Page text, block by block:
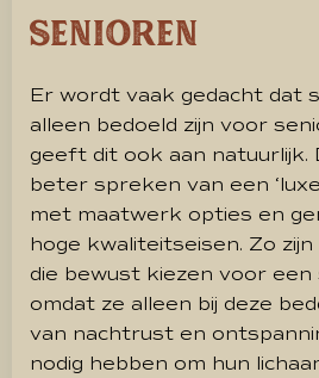
senioren
Er wordt vaak gedacht dat
alleen bedoeld zijn voor
geeft dit ook aan natuurlijk.
beter spreken van een
met maatwerk opties en
hoge kwaliteitseisen. Zo
die bewust kiezen voor een
omdat ze alleen bij deze
van nachtrust en
nodig hebben om hun